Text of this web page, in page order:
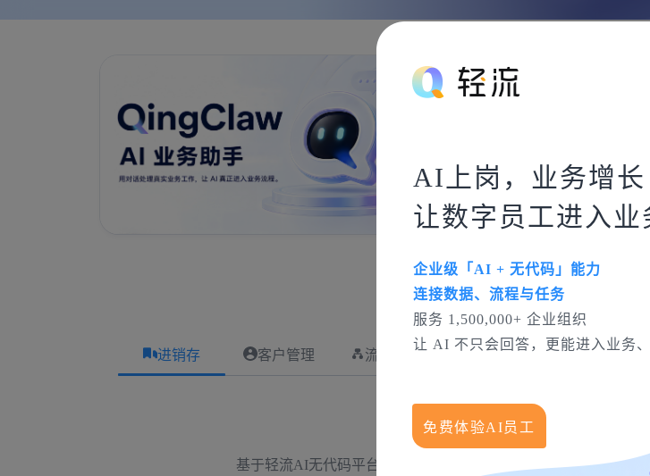
AI上岗，业务增长
让数字员工进入业
企业级「AI + 无代码」能力
连接数据、流程与任务
服务 1,500,000+ 企业组织
让 AI 不只会回答，更能进入业务
免费体验AI员工
进销存 客户管理 流程生产 离散生产 研发项目
灵活自定义的进销
基于轻流AI无代码平台，覆盖销售、采购等八大业务流程，无需